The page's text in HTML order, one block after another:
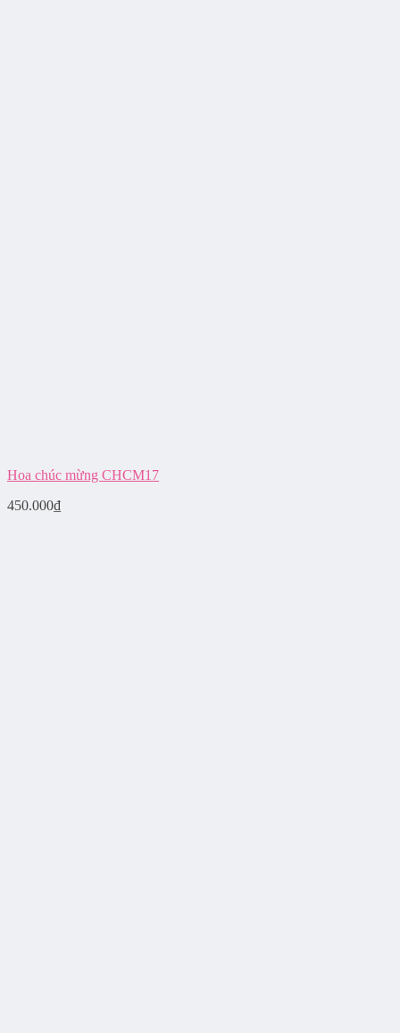
Hoa chúc mừng CHCM17
450.000₫